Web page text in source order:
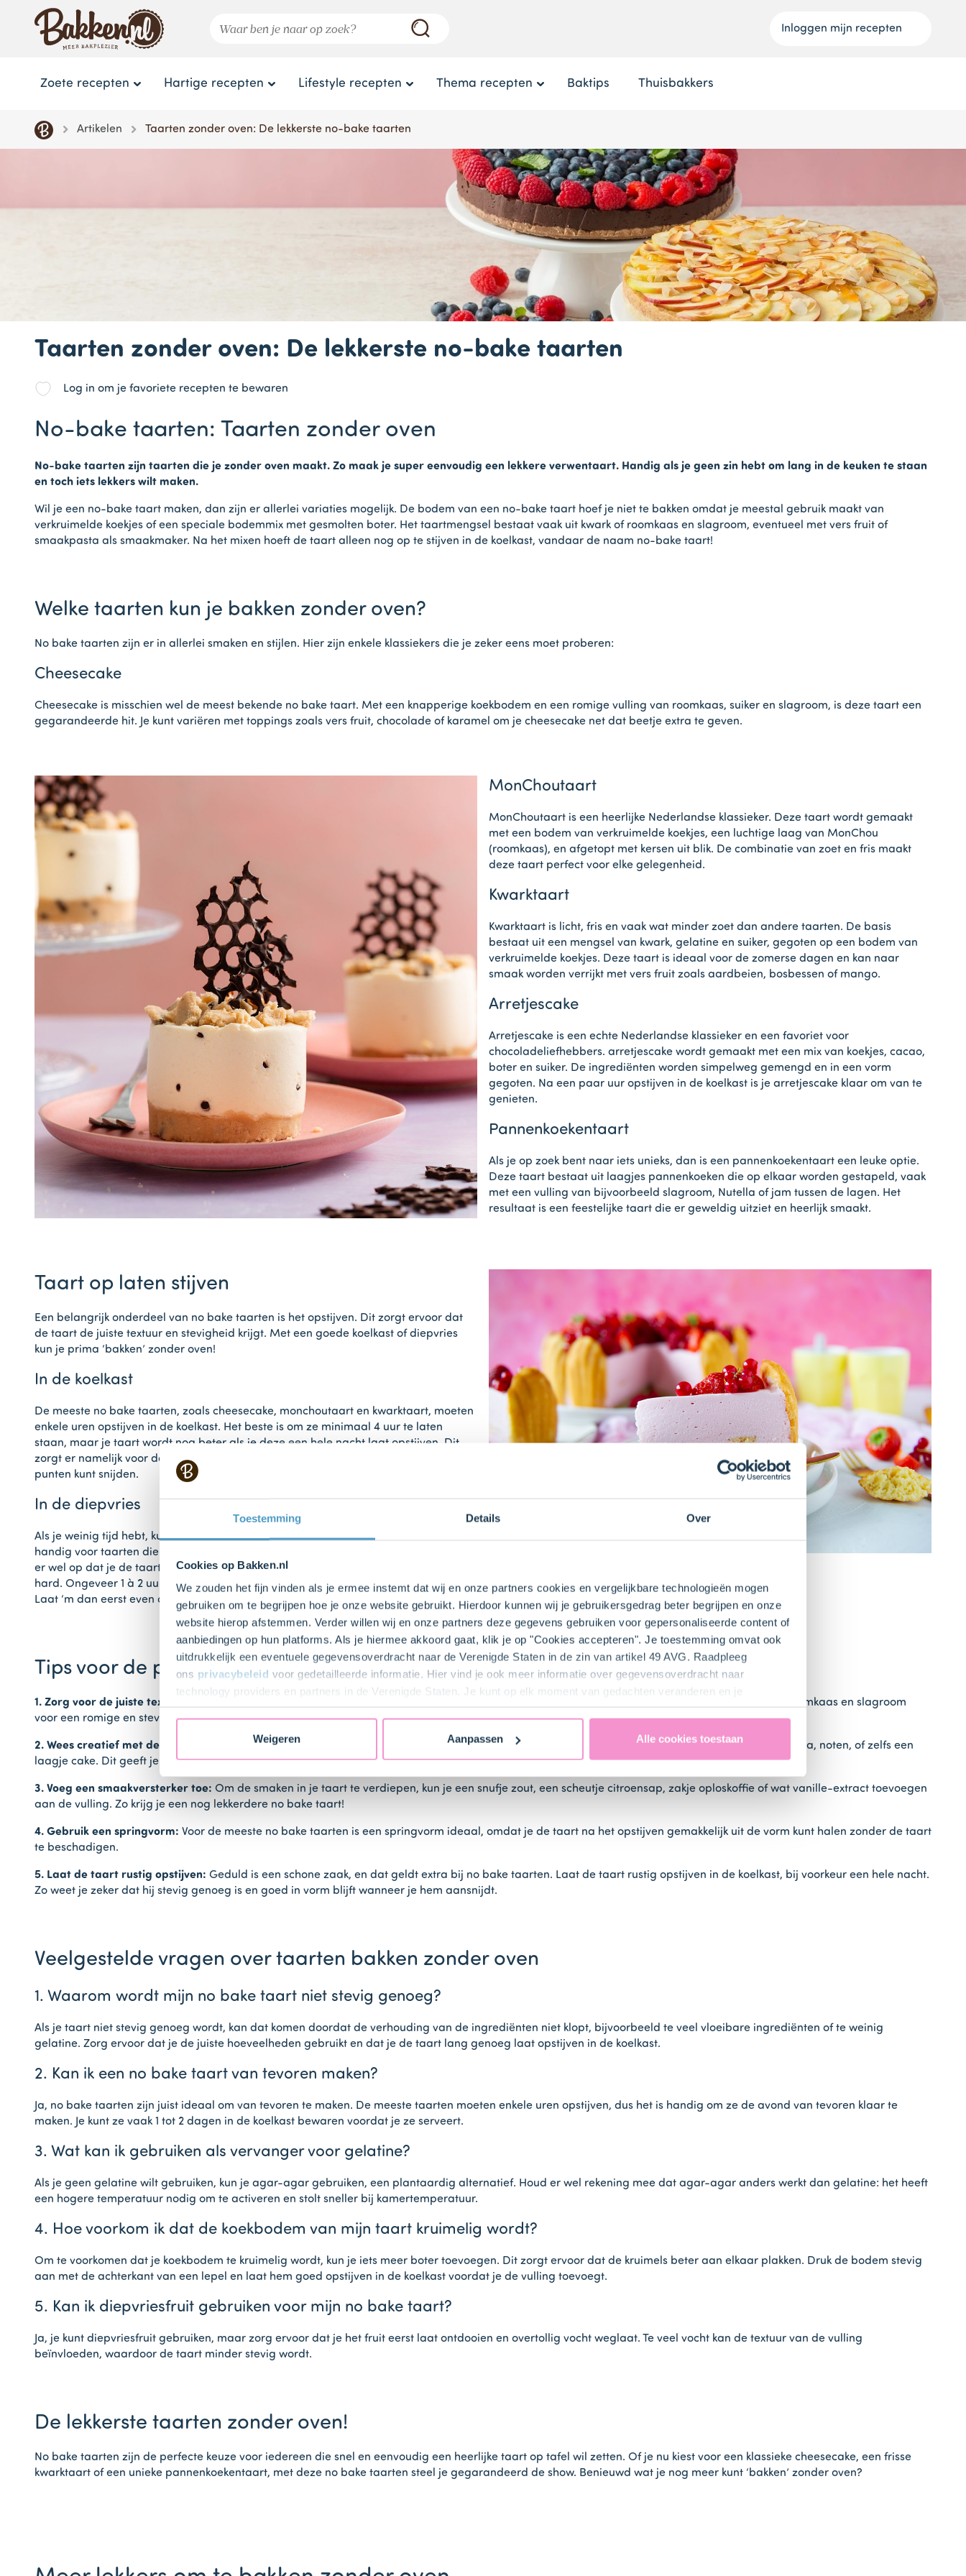
Toestemming Details Over
Cookies op Bakken.nl
We zouden het fijn vinden als je ermee instemt dat wij en onze partners cookies en vergelijkbare technologieën mogen
gebruiken om te begrijpen hoe je onze website gebruikt. Hierdoor kunnen wij je gebruikersgedrag beter begrijpen en onze
website hierop afstemmen. Verder willen wij en onze partners deze gegevens gebruiken voor gepersonaliseerde content of
aanbiedingen op hun platforms. Als je hiermee akkoord gaat, klik je op "Cookies accepteren". Je toestemming omvat ook
uitdrukkelijk een eventuele gegevensoverdracht naar de Verenigde Staten in de zin van artikel 49 AVG. Raadpleeg
ons privacybeleid voor gedetailleerde informatie. Hier vind je ook meer informatie over gegevensoverdracht naar
technology providers en partners in de Verenigde Staten. Je kunt op elk moment van gedachten veranderen en je
toestemming intrekken.
Weigeren Aanpassen Alle cookies toestaan
Inloggen mijn recepten
Zoete recepten Hartige recepten Lifestyle recepten Thema recepten Baktips Thuisbakkers
Artikelen Taarten zonder oven: De lekkerste no-bake taarten
Taarten zonder oven: De lekkerste no-bake taarten
Log in om je favoriete recepten te bewaren
No-bake taarten: Taarten zonder oven
No-bake taarten zijn taarten die je zonder oven maakt. Zo maak je super eenvoudig een lekkere verwentaart. Handig als je geen zin hebt om lang in de keuken te staan
en toch iets lekkers wilt maken.
Wil je een no-bake taart maken, dan zijn er allerlei variaties mogelijk. De bodem van een no-bake taart hoef je niet te bakken omdat je meestal gebruik maakt van
verkruimelde koekjes of een speciale bodemmix met gesmolten boter. Het taartmengsel bestaat vaak uit kwark of roomkaas en slagroom, eventueel met vers fruit of
smaakpasta als smaakmaker. Na het mixen hoeft de taart alleen nog op te stijven in de koelkast, vandaar de naam no-bake taart!
Welke taarten kun je bakken zonder oven?
No bake taarten zijn er in allerlei smaken en stijlen. Hier zijn enkele klassiekers die je zeker eens moet proberen:
Cheesecake
Cheesecake is misschien wel de meest bekende no bake taart. Met een knapperige koekbodem en een romige vulling van roomkaas, suiker en slagroom, is deze taart een
gegarandeerde hit. Je kunt variëren met toppings zoals vers fruit, chocolade of karamel om je cheesecake net dat beetje extra te geven.
MonChoutaart
MonChoutaart is een heerlijke Nederlandse klassieker. Deze taart wordt gemaakt
met een bodem van verkruimelde koekjes, een luchtige laag van MonChou
(roomkaas), en afgetopt met kersen uit blik. De combinatie van zoet en fris maakt
deze taart perfect voor elke gelegenheid.
Kwarktaart
Kwarktaart is licht, fris en vaak wat minder zoet dan andere taarten. De basis
bestaat uit een mengsel van kwark, gelatine en suiker, gegoten op een bodem van
verkruimelde koekjes. Deze taart is ideaal voor de zomerse dagen en kan naar
smaak worden verrijkt met vers fruit zoals aardbeien, bosbessen of mango.
Arretjescake
Arretjescake is een echte Nederlandse klassieker en een favoriet voor
chocoladeliefhebbers. arretjescake wordt gemaakt met een mix van koekjes, cacao,
boter en suiker. De ingrediënten worden simpelweg gemengd en in een vorm
gegoten. Na een paar uur opstijven in de koelkast is je arretjescake klaar om van te
genieten.
Pannenkoekentaart
Als je op zoek bent naar iets unieks, dan is een pannenkoekentaart een leuke optie.
Deze taart bestaat uit laagjes pannenkoeken die op elkaar worden gestapeld, vaak
met een vulling van bijvoorbeeld slagroom, Nutella of jam tussen de lagen. Het
resultaat is een feestelijke taart die er geweldig uitziet en heerlijk smaakt.
Taart op laten stijven
Een belangrijk onderdeel van no bake taarten is het opstijven. Dit zorgt ervoor dat
de taart de juiste textuur en stevigheid krijgt. Met een goede koelkast of diepvries
kun je prima ‘bakken’ zonder oven!
In de koelkast
De meeste no bake taarten, zoals cheesecake, monchoutaart en kwarktaart, moeten
enkele uren opstijven in de koelkast. Het beste is om ze minimaal 4 uur te laten
staan, maar je taart wordt nog beter als je deze een hele nacht laat opstijven. Dit
zorgt er namelijk voor dat de taart mooi stevig wordt en je deze makkelijk in mooie
punten kunt snijden.
In de diepvries
Als je weinig tijd hebt, kun je de taart ook in de diepvries laten opstijven. Dit is vooral
handig voor taarten die wat extra stevigheid nodig hebben, zoals arretjescake. Let
er wel op dat je de taart niet te lang in de diepvries laat staan, anders wordt hij te
hard. Ongeveer 1 à 2 uur is meestal voldoende. Is je taart toch te hard geworden?
Laat ‘m dan eerst even op kamertemperatuur komen voordat je de taart aansnijdt.
Tips voor de perfecte no bake taart
1. Zorg voor de juiste textuur:
De textuur van je taart is ontzettend belangrijk voor een goede no bake taart. Gebruik volle zuivelproducten zoals roomkaas en slagroom
voor een romige en stevige vulling.
2. Wees creatief met de bodem:
Varieer met de bodem van je taart. Je kunt naast de klassieke koekjesbodem ook kiezen voor een bodem van granola, noten, of zelfs een
laagje cake. Dit geeft je taart een verrassende twist!
3. Voeg een smaakversterker toe: Om de smaken in je taart te verdiepen, kun je een snufje zout, een scheutje citroensap, zakje oploskoffie of wat vanille-extract toevoegen
aan de vulling. Zo krijg je een nog lekkerdere no bake taart!
4. Gebruik een springvorm: Voor de meeste no bake taarten is een springvorm ideaal, omdat je de taart na het opstijven gemakkelijk uit de vorm kunt halen zonder de taart
te beschadigen.
5. Laat de taart rustig opstijven: Geduld is een schone zaak, en dat geldt extra bij no bake taarten. Laat de taart rustig opstijven in de koelkast, bij voorkeur een hele nacht.
Zo weet je zeker dat hij stevig genoeg is en goed in vorm blijft wanneer je hem aansnijdt.
Veelgestelde vragen over taarten bakken zonder oven
1. Waarom wordt mijn no bake taart niet stevig genoeg?
Als je taart niet stevig genoeg wordt, kan dat komen doordat de verhouding van de ingrediënten niet klopt, bijvoorbeeld te veel vloeibare ingrediënten of te weinig
gelatine. Zorg ervoor dat je de juiste hoeveelheden gebruikt en dat je de taart lang genoeg laat opstijven in de koelkast.
2. Kan ik een no bake taart van tevoren maken?
Ja, no bake taarten zijn juist ideaal om van tevoren te maken. De meeste taarten moeten enkele uren opstijven, dus het is handig om ze de avond van tevoren klaar te
maken. Je kunt ze vaak 1 tot 2 dagen in de koelkast bewaren voordat je ze serveert.
3. Wat kan ik gebruiken als vervanger voor gelatine?
Als je geen gelatine wilt gebruiken, kun je agar-agar gebruiken, een plantaardig alternatief. Houd er wel rekening mee dat agar-agar anders werkt dan gelatine: het heeft
een hogere temperatuur nodig om te activeren en stolt sneller bij kamertemperatuur.
4. Hoe voorkom ik dat de koekbodem van mijn taart kruimelig wordt?
Om te voorkomen dat je koekbodem te kruimelig wordt, kun je iets meer boter toevoegen. Dit zorgt ervoor dat de kruimels beter aan elkaar plakken. Druk de bodem stevig
aan met de achterkant van een lepel en laat hem goed opstijven in de koelkast voordat je de vulling toevoegt.
5. Kan ik diepvriesfruit gebruiken voor mijn no bake taart?
Ja, je kunt diepvriesfruit gebruiken, maar zorg ervoor dat je het fruit eerst laat ontdooien en overtollig vocht weglaat. Te veel vocht kan de textuur van de vulling
beïnvloeden, waardoor de taart minder stevig wordt.
De lekkerste taarten zonder oven!
No bake taarten zijn de perfecte keuze voor iedereen die snel en eenvoudig een heerlijke taart op tafel wil zetten. Of je nu kiest voor een klassieke cheesecake, een frisse
kwarktaart of een unieke pannenkoekentaart, met deze no bake taarten steel je gegarandeerd de show. Benieuwd wat je nog meer kunt ‘bakken’ zonder oven?